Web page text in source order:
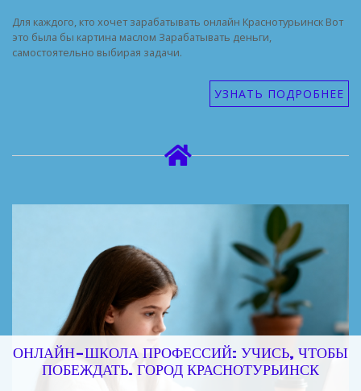
Для каждого, кто хочет зарабатывать онлайн Краснотурьинск Вот
это была бы картина маслом Зарабатывать деньги,
самостоятельно выбирая задачи.
УЗНАТЬ ПОДРОБНЕЕ
ОНЛАЙН-ШКОЛА ПРОФЕССИЙ: УЧИСЬ, ЧТОБЫ
ПОБЕЖДАТЬ. ГОРОД КРАСНОТУРЬИНСК